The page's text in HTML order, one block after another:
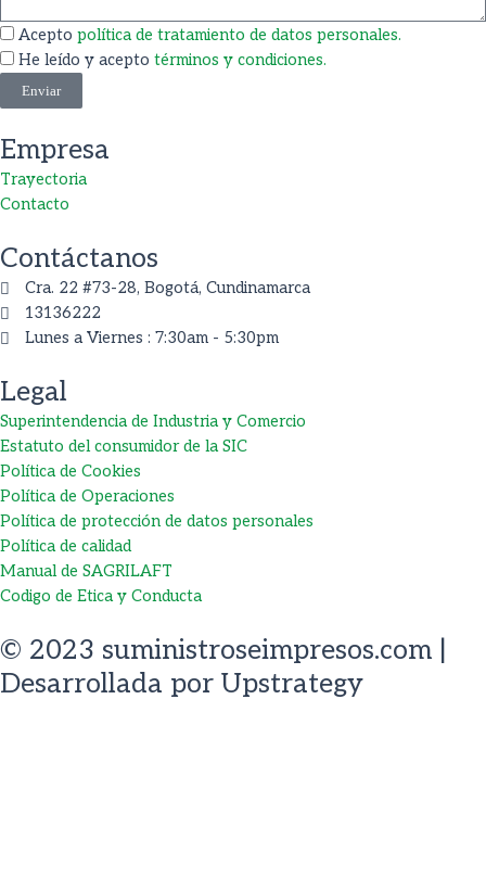
o
k
r
a
m
Acepto política de tratamiento de datos personales.
He leído y acepto términos y condiciones.
Enviar
Empresa
Trayectoria
Contacto
Contáctanos
Cra. 22 #73-28, Bogotá, Cundinamarca
13136222
Lunes a Viernes : 7:30am - 5:30pm
Legal
Superintendencia de Industria y Comercio
Estatuto del consumidor de la SIC
Política de Cookies
Política de Operaciones
Política de protección de datos personales
Política de calidad
Manual de SAGRILAFT
Codigo de Etica y Conducta
© 2023 suministroseimpresos.com |
Desarrollada por Upstrategy